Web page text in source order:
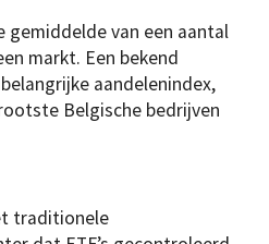
gemiddelde van een aantal
markt. Een bekend
aandelenindex,
Belgische bedrijven
traditionele